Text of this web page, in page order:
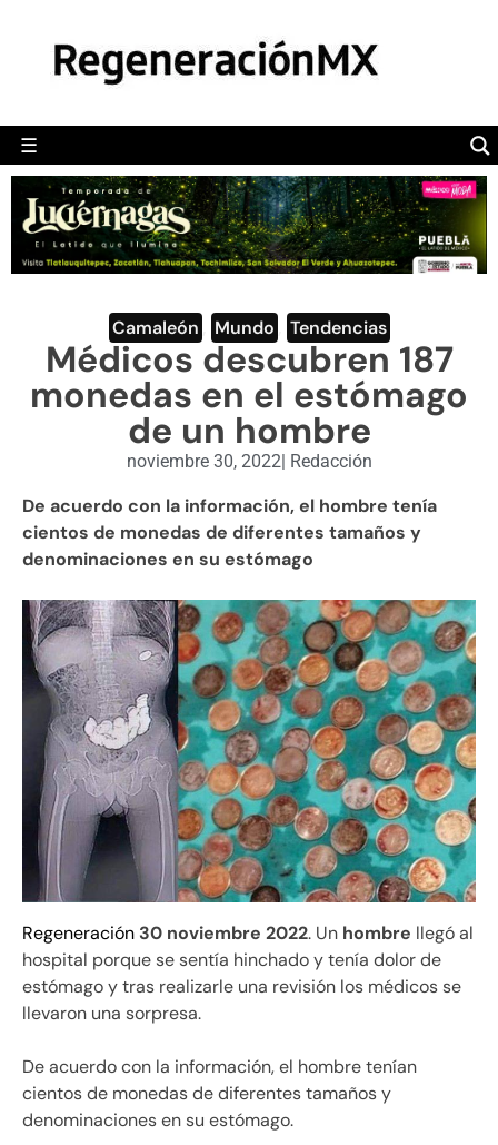
☰
POLÍTICA
CAMALEÓN
OPINIÓN
DEPORTES
ENGLISH SECTION
VIDEOS
Camaleón Mundo Tendencias
Médicos descubren 187
monedas en el estómago
de un hombre
noviembre 30, 2022| Redacción
De acuerdo con la información, el hombre tenía
cientos de monedas de diferentes tamaños y
denominaciones en su estómago
Regeneración 30 noviembre 2022. Un hombre llegó al
hospital porque se sentía hinchado y tenía dolor de
estómago y tras realizarle una revisión los médicos se
llevaron una sorpresa.
De acuerdo con la información, el hombre tenían
cientos de monedas de diferentes tamaños y
denominaciones en su estómago.